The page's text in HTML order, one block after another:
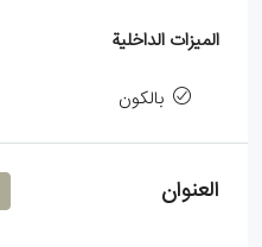
الميزات الداخلية
بالكون
العنوان